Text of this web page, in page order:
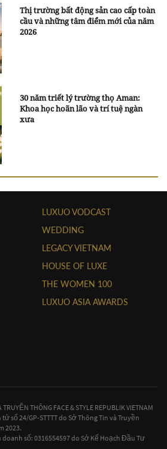
Thị trường bất động sản cao cấp toàn
cầu và những tâm điểm mới của năm
2026
30 năm triết lý trường thọ Aman:
Khoa học hoãn lão và trí tuệ ngàn
xưa
LUXUO VODCAST
WEDDING
LEGACY VIETNAM
HOUSE OF LUXE
THE WOMEN 100
LUXUO ASIA AWARDS
THÔNG FACE & STYLE REPUBLIK VIETNAM
số 24/GP-STTTT do Sở Thông Tin và Truyền
2023.
số: 0316554597 do Sở Kế Hoạch Đầu Tư